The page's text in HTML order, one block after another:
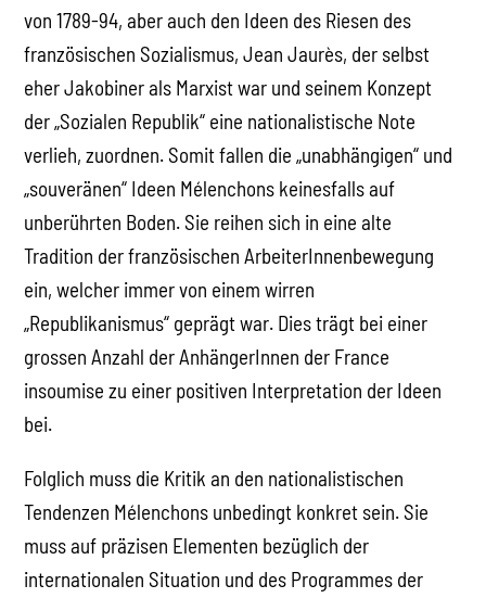
von 1789-94, aber auch den Ideen des Riesen des
französischen Sozialismus, Jean Jaurès, der selbst
eher Jakobiner als Marxist war und seinem Konzept
der „Sozialen Republik“ eine nationalistische Note
verlieh, zuordnen. Somit fallen die „unabhängigen“ und
„souveränen“ Ideen Mélenchons keinesfalls auf
unberührten Boden. Sie reihen sich in eine alte
Tradition der französischen ArbeiterInnenbewegung
ein, welcher immer von einem wirren
„Republikanismus“ geprägt war. Dies trägt bei einer
grossen Anzahl der AnhängerInnen der France
insoumise zu einer positiven Interpretation der Ideen
bei.
Folglich muss die Kritik an den nationalistischen
Tendenzen Mélenchons unbedingt konkret sein. Sie
muss auf präzisen Elementen bezüglich der
internationalen Situation und des Programmes der